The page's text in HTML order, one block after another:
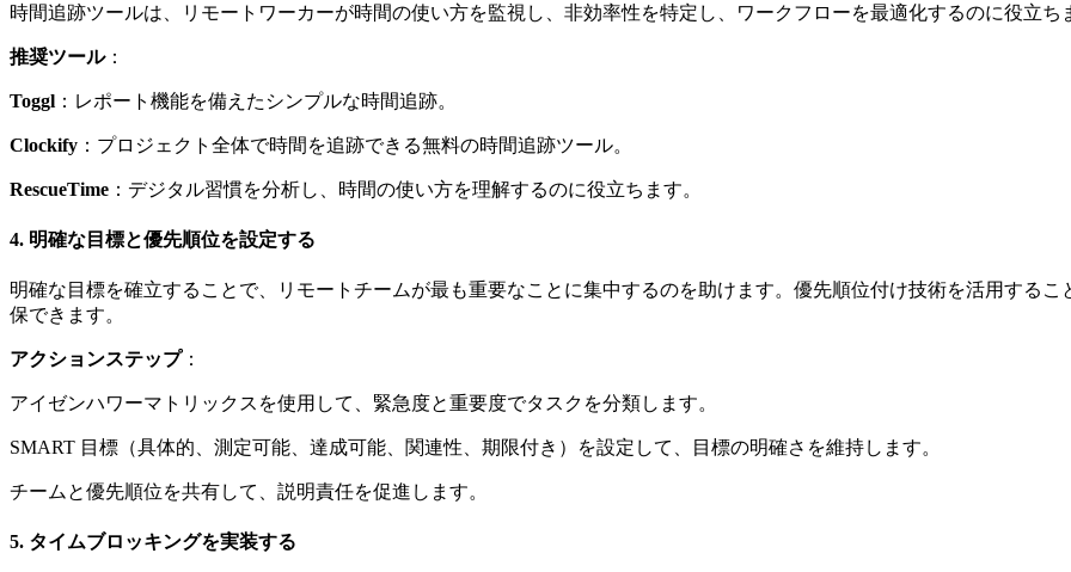
時間追跡ツールは、リモートワーカーが時間の使い方を監視し、非効率性を特定し、ワークフローを最適化するのに役立ち
推奨ツール：
Toggl ：レポート機能を備えたシンプルな時間追跡。
Clockify ：プロジェクト全体で時間を追跡できる無料の時間追跡ツール。
RescueTime ：デジタル習慣を分析し、時間の使い方を理解するのに役立ちます。
4. 明確な目標と優先順位を設定する
明確な目標を確立することで、リモートチームが最も重要なことに集中するのを助けます。優先順位付け技術を活用する
保できます。
アクションステップ：
アイゼンハワーマトリックスを使用して、緊急度と重要度でタスクを分類します。
SMART 目標（具体的、測定可能、達成可能、関連性、期限付き）を設定して、目標の明確さを維持します。
チームと優先順位を共有して、説明責任を促進します。
5. タイムブロッキングを実装する